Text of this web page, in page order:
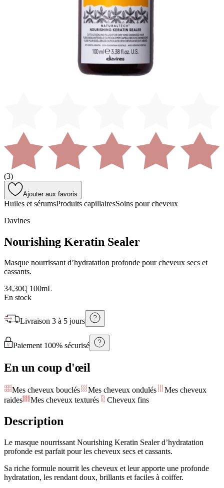
(3)
Ajouter aux favoris
Huiles et sérumsProduits capillairesSoins pour cheveux
Davines
Nourishing Keratin Sealer
Masque nourrissant d’hydratation profonde pour cheveux secs et
cassants.
34,30€| 100mL
En stock
Livraison 3 à 5 jours
Paiement 100% sécurisé
En un coup d'œil
Mes cheveux bouclés Mes cheveux ondulés
Mes cheveux
raides
Mes cheveux texturés Cheveux fins
Description
Le masque nourrissant Nourishing Keratin Sealer d’hydratation
profonde est parfait pour les cheveux secs et cassants.
Sa riche formule nourrit les cheveux et leur apporte une profonde
hydratation, les rendant doux, brillants et faciles à coiffer.